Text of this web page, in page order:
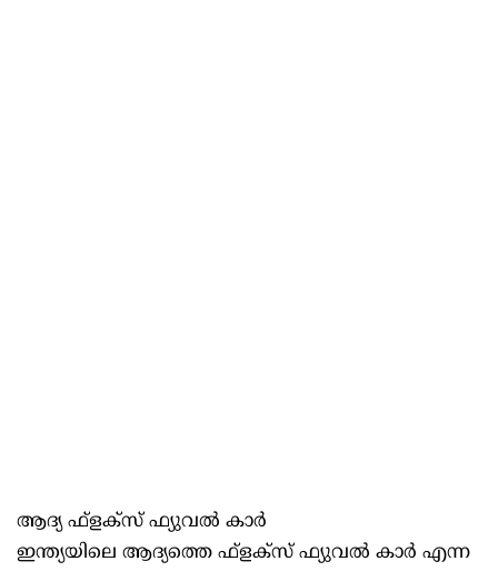
ആദ്യ ഫ്‌ളക്‌സ് ഫ്യുവല്‍ കാര്‍
ഇന്ത്യയിലെ ആദ്യത്തെ ഫ്‌ളക്‌സ് ഫ്യുവല്‍ കാര്‍ എന്ന